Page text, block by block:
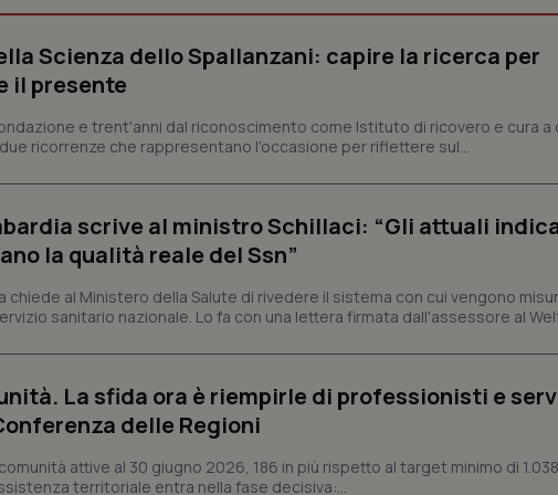
Scienza dello Spallanzani: capire la ricerca per
il presente
e trent'anni dal riconoscimento come Istituto di ricovero e cura a
ricorrenze che rappresentano l'occasione per riflettere sul...
scrive al ministro Schillaci: “Gli attuali
la qualità reale del Ssn”
chiede al Ministero della Salute di rivedere il sistema con cui vengono
sanitario nazionale. Lo fa con una lettera firmata dall'assessore al
La sfida ora è riempirle di professionisti e
delle Regioni
attive al 30 giugno 2026, 186 in più rispetto al target minimo di
territoriale entra nella fase decisiva:...
contribuiscono a rendere fruibile il sito web abilitandone funzionalità di base quali la
alle aree protette del sito. Il sito web non è in grado di funzionare correttamente senza questi
Fornitore /Dominio Scadenza
Descrizione
YouTube
5 mesi 4
Questo cookie viene utilizzato
interazione con il sito. Registra i
impostazioni sulla privacy,
preferenze siano onorate nelle
CookieScript
sui cookie dei visitatori. È
dei cookie di Cookie-Script.com
correttamente.
ironfish-
www.quotidianosanita.it
4
2 giorni
Questo cookie è impostato
ironfish-
www.quotidianosanita.it
Google LLC
1 anno 1